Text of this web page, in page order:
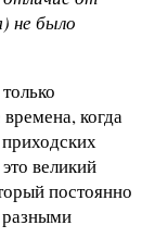
не было
когда
великий
постоянно